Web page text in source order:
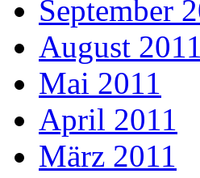
September
August 2011
Mai 2011
April 2011
März 2011